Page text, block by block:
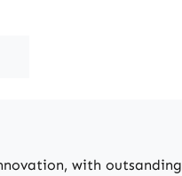
with outsanding